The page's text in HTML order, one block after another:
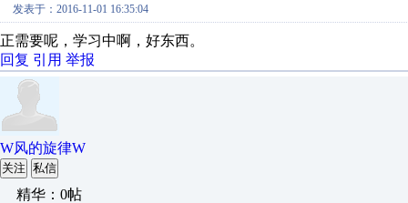
发表于：2016-11-01 16:35:04
正需要呢，学习中啊，好东西。
回复 引用 举报
W风的旋律W
关注 私信
精华：0帖